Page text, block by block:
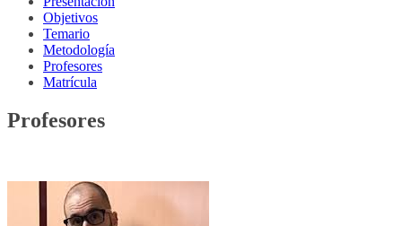
Objetivos
Temario
Metodología
Profesores
Matrícula
Profesores